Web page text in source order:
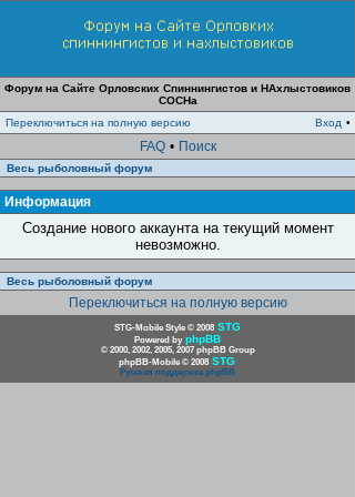
Форум на Сайте Орловских Спиннингистов и НАхлыстовиков
СОСНа
Переключиться на полную версию
Вход •
FAQ • Поиск
Весь рыболовный форум
Информация
Создание нового аккаунта на текущий момент
невозможно.
Весь рыболовный форум
Переключиться на полную версию
STG-Mobile Style © 2008 STG
Powered by phpBB
© 2000, 2002, 2005, 2007 phpBB Group
phpBB-Mobile © 2008 STG
Русская поддержка phpBB